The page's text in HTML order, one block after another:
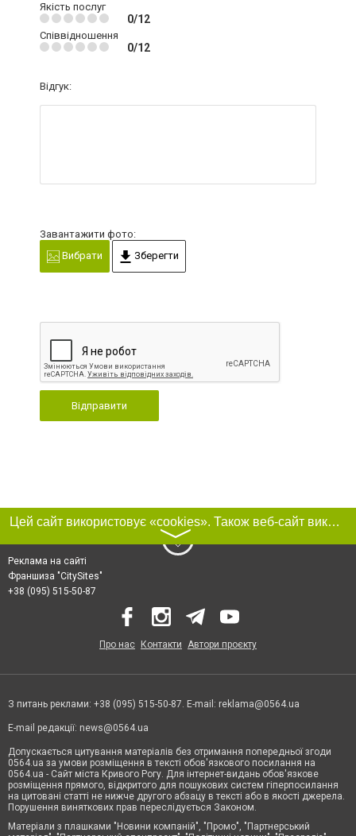
Якість послуг
0/12
Співвідношення
0/12
Відгук:
Завантажити фото:
Вибрати
Зберегти
Відправити
Цей сайт використовує «cookies». Також веб-сайт використовує інтернет-сервіс для збору технічних даних стосовно відвідувачів з метою отримання маркетингової та статистичної інформації. Умови обробки даних відвідувачів сайту див.
〉
Реклама на сайті
Франшиза "CitySites"
+38 (095) 515-50-87
Про нас Контакти Автори проєкту
З питань реклами: +38 (095) 515-50-87. E-mail: reklama@0564.ua
E-mail редакції: news@0564.ua
Допускається цитування матеріалів без отримання попередньої згоди
0564.ua за умови розміщення в тексті обов'язкового посилання на
0564.ua - Сайт міста Кривого Рогу. Для інтернет-видань обов'язкове
розміщення прямого, відкритого для пошукових систем гіперпосилання
на цитовані статті не нижче другого абзацу в тексті або в якості джерела.
Порушення виняткових прав переслідується Законом.
Матеріали з плашками "Новини компаній", "Промо", "Партнерський